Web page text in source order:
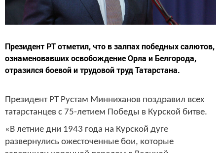
Президент РТ отметил, что в залпах победных салютов,
ознаменовавших освобождение Орла и Белгорода,
отразился боевой и трудовой труд Татарстана.
Президент РТ Рустам Минниханов поздравил всех
татарстанцев с 75-летием Победы в Курской битве.
«В летние дни 1943 года на Курской дуге
развернулись ожесточенные бои, которые